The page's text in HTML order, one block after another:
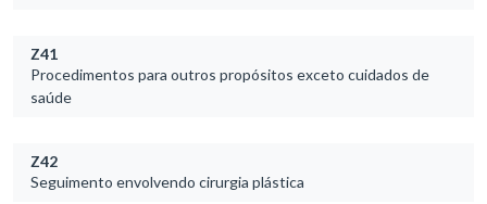
Z41
Procedimentos para outros propósitos exceto cuidados de
saúde
Z42
Seguimento envolvendo cirurgia plástica